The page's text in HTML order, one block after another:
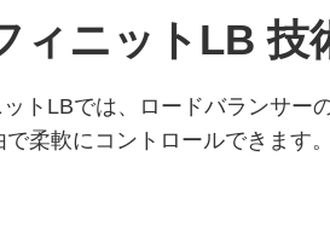
ィニットLB 技
トLBでは、ロードバランサー
で柔軟にコントロールできます。